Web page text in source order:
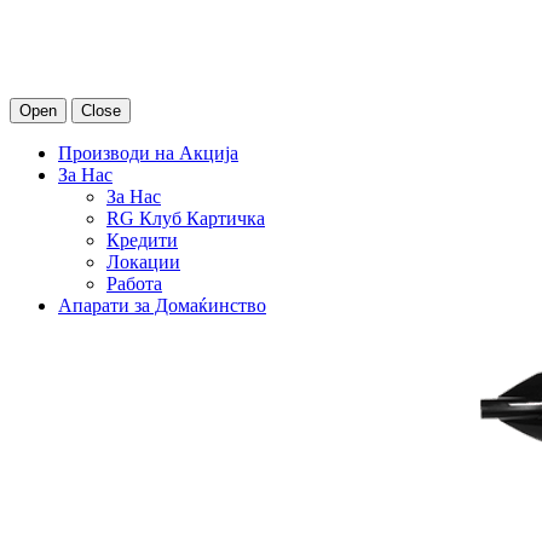
Open Close
Производи на Акција
За Нас
За Нас
RG Клуб Картичка
Кредити
Локации
Работа
Апарати за Домаќинство